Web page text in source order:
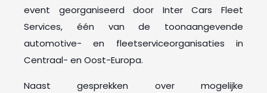
event georganiseerd door Inter Cars Fleet
Services, één van de toonaangevende
automotive- en fleetserviceorganisaties in
Centraal- en Oost-Europa.
Naast gesprekken over mogelijke